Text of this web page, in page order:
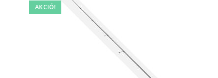
AKCIÓ!